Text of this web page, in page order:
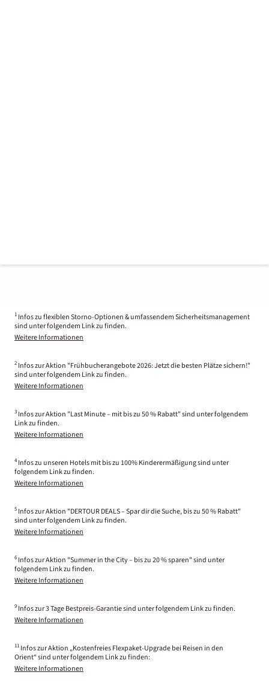
1 Infos zu flexiblen Storno-Optionen & umfassendem Sicherheitsmanagement
sind unter folgendem Link zu finden.
Weitere Informationen
2 Infos zur Aktion "Frühbucherangebote 2026: Jetzt die besten Plätze sichern!"
sind unter folgendem Link zu finden.
Weitere Informationen
3 Infos zur Aktion "Last Minute – mit bis zu 50 % Rabatt" sind unter folgendem
Link zu finden.
Weitere Informationen
4 Infos zu unseren Hotels mit bis zu 100% Kinderermäßigung sind unter
folgendem Link zu finden.
Weitere Informationen
5 Infos zur Aktion "DERTOUR DEALS – Spar dir die Suche, bis zu 50 % Rabatt"
sind unter folgendem Link zu finden.
Weitere Informationen
6 Infos zur Aktion "Summer in the City – bis zu 20 % sparen" sind unter
folgendem Link zu finden.
Weitere Informationen
9 Infos zur 3 Tage Bestpreis-Garantie sind unter folgendem Link zu finden.
Weitere Informationen
11 Infos zur Aktion „Kostenfreies Flexpaket-Upgrade bei Reisen in den
Orient“ sind unter folgendem Link zu finden:
Weitere Informationen